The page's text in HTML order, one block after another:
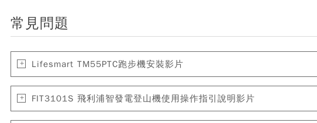
常見問題
Lifesmart TM55PTC跑步機安裝影片
FIT3101S 飛利浦智發電登山機使用操作指引說明影片